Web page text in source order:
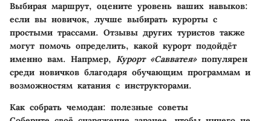
Выбирая маршрут, оцените уровень ваших навыков:
если вы новичок, лучше выбирать курорты с
простыми трассами. Отзывы других туристов также
могут помочь определить, какой курорт подойдёт
именно вам. Напрмер, Курорт «Савватея»популярен
среди новичков благодаря обучающим программам и
возможностям катания с инструкторами.
Как собрать чемодан: полезные советы